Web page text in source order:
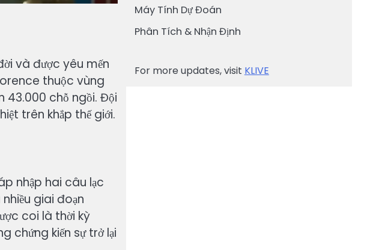
và được yêu mến
thuộc vùng
43.000 chỗ ngồi. Đội
trên khắp thế giới.
nhập hai câu lạc
giai đoạn
coi là thời kỳ
chứng kiến sự trở lại
Máy Tính Dự Đoán
Phân Tích & Nhận Định
For more updates, visit KLIVE